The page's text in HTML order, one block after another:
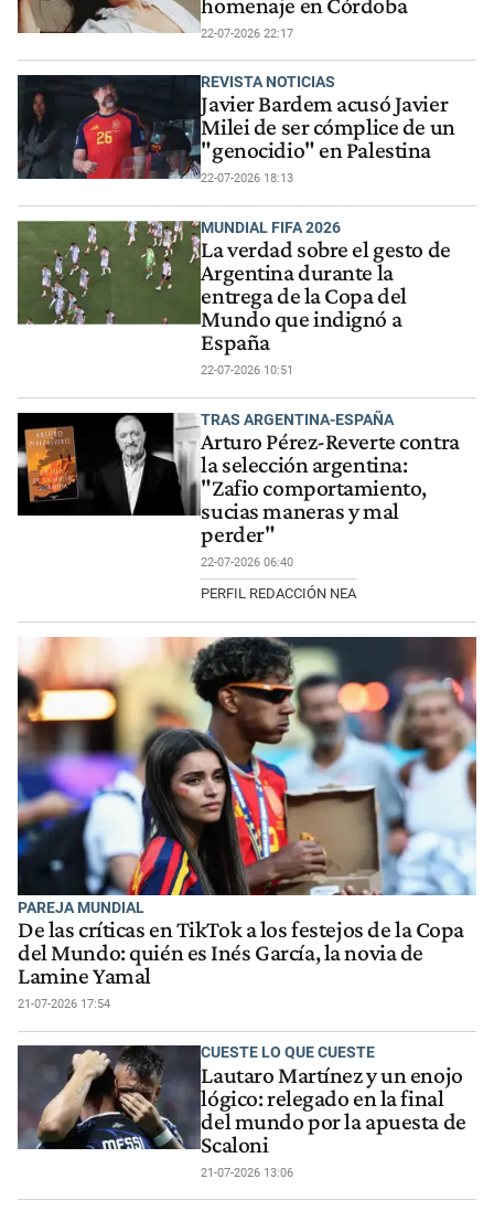
22-07-2026 22:17
REVISTA NOTICIAS
Javier Bardem acusó Javier
Milei de ser cómplice de un
"genocidio" en Palestina
22-07-2026 18:13
MUNDIAL FIFA 2026
La verdad sobre el gesto de
Argentina durante la
entrega de la Copa del
Mundo que indignó a
España
22-07-2026 10:51
TRAS ARGENTINA-ESPAÑA
Arturo Pérez-Reverte contra
la selección argentina:
"Zafio comportamiento,
sucias maneras y mal
perder"
22-07-2026 06:40
PERFIL REDACCIÓN NEA
PAREJA MUNDIAL
De las críticas en TikTok a los festejos de la Copa
del Mundo: quién es Inés García, la novia de
Lamine Yamal
21-07-2026 17:54
CUESTE LO QUE CUESTE
Lautaro Martínez y un enojo
lógico: relegado en la final
del mundo por la apuesta de
Scaloni
21-07-2026 13:06